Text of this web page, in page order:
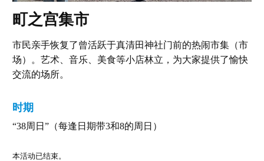
町之宫集市
市民亲手恢复了曾活跃于真清田神社门前的热闹市集（市
场）。艺术、音乐、美食等小店林立，为大家提供了愉快
交流的场所。
时期
“38周日”（每逢日期带3和8的周日）
本活动已结束。